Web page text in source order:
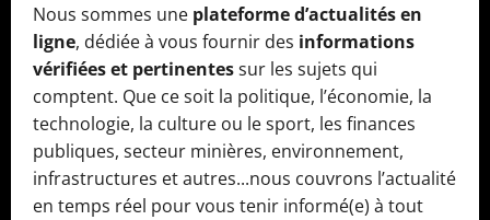
Nous sommes une plateforme d’actualités en
ligne, dédiée à vous fournir des informations
vérifiées et pertinentessur les sujets qui
comptent. Que ce soit la politique, l’économie, la
technologie, la culture ou le sport, les finances
publiques, secteur minières, environnement,
infrastructures et autres...nous couvrons l’actualité
en temps réel pour vous tenir informé(e) à tout